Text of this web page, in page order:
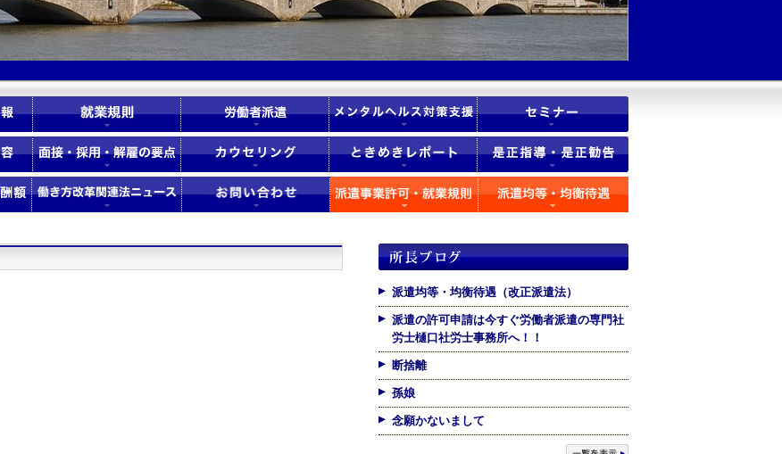
派遣均等・均衡待遇（改正派遣法）
派遣の許可申請は今すぐ労働者派遣の専門社
労士樋口社労士事務所へ！！
断捨離
孫娘
念願かないまして